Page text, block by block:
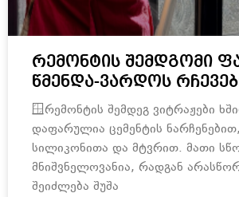
რემონტის შემდგომი
წმენდა-ვარდოს
🪟რემონტის შემდეგ ვიტრაჟები
დაფარულია ცემენტის
სილიკონითა და მტვრით. მათი
მნიშვნელოვანია, რადგან
შეიძლება შუშა